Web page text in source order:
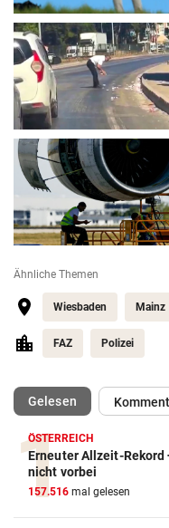
Ähnliche Themen
Wiesbaden Mainz
FAZ Polizei
Gelesen(ausgewählt)
ÖSTERREICH
Erneuter Allzeit-Rekord
nicht vorbei
157.516 mal gelesen